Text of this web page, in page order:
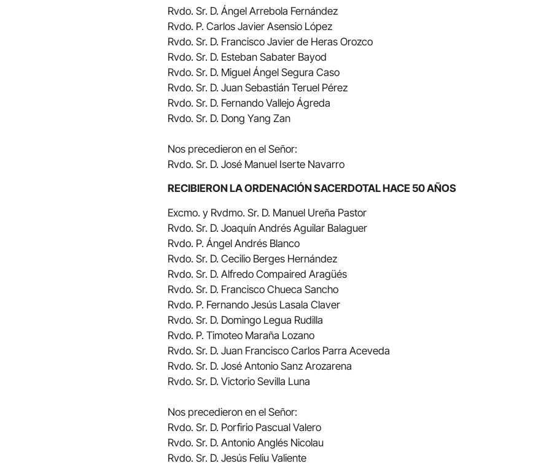
Rvdo. Sr. D. Ángel Arrebola Fernández
Rvdo. P. Carlos Javier Asensio López
Rvdo. Sr. D. Francisco Javier de Heras Orozco
Rvdo. Sr. D. Esteban Sabater Bayod
Rvdo. Sr. D. Miguel Ángel Segura Caso
Rvdo. Sr. D. Juan Sebastián Teruel Pérez
Rvdo. Sr. D. Fernando Vallejo Ágreda
Rvdo. Sr. D. Dong Yang Zan
Nos precedieron en el Señor:
Rvdo. Sr. D. José Manuel Iserte Navarro
RECIBIERON LA ORDENACIÓN SACERDOTAL HACE 50 AÑOS
Excmo. y Rvdmo. Sr. D. Manuel Ureña Pastor
Rvdo. Sr. D. Joaquín Andrés Aguilar Balaguer
Rvdo. P. Ángel Andrés Blanco
Rvdo. Sr. D. Cecilio Berges Hernández
Rvdo. Sr. D. Alfredo Compaired Aragüés
Rvdo. Sr. D. Francisco Chueca Sancho
Rvdo. P. Fernando Jesús Lasala Claver
Rvdo. Sr. D. Domingo Legua Rudilla
Rvdo. P. Timoteo Maraña Lozano
Rvdo. Sr. D. Juan Francisco Carlos Parra Aceveda
Rvdo. Sr. D. José Antonio Sanz Arozarena
Rvdo. Sr. D. Victorio Sevilla Luna
Nos precedieron en el Señor:
Rvdo. Sr. D. Porfirio Pascual Valero
Rvdo. Sr. D. Antonio Anglés Nicolau
Rvdo. Sr. D. Jesús Feliu Valiente